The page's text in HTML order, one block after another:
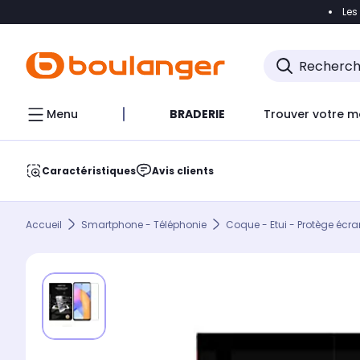
Accéder
Menu BRADERIE Trouver votre
Caractéristiques Avis clients
Accueil Smartphone - Téléphonie Coque - Etui - Protège